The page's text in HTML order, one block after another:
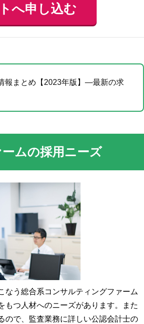
へ申し込む
報まとめ【2023年版】―最新の求
ムの採用ニーズ
なう総合系コンサルティングファーム
もつ人材へのニーズがあります。また
ので、監査業務に詳しい公認会計士の